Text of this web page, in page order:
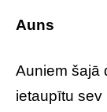
Auns
Auniem šajā
ietaupītu sev